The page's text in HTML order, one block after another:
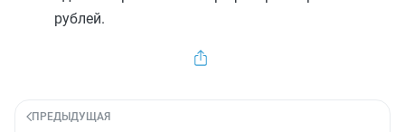
рублей.
ПРЕДЫДУЩАЯ